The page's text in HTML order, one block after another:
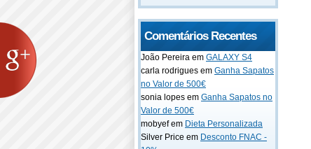
Comentários Recentes
João Pereira em GALAXY S4
carla rodrigues em Ganha Sapatos
no Valor de 500€
sonia lopes em Ganha Sapatos no
Valor de 500€
mobyef em Dieta Personalizada
Silver Price em Desconto FNAC -